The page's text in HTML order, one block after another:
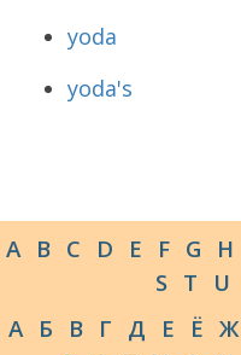
yoda
yoda's
A B C D E F G H
S T U
А Б В Г Д Е Ё Ж